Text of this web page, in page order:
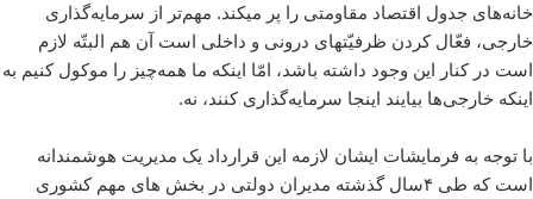
خانه‌های جدول اقتصاد مقاومتی را پر میکند. مهم‌تر از سرمایه‌گذاری
خارجی، فعّال کردن ظرفیّتهای درونی و داخلی است آن هم البتّه لازم
است در کنار این وجود داشته باشد، امّا اینکه ما همه‌چیز را موکول کنیم به
اینکه خارجی‌ها بیایند اینجا سرمایه‌گذاری کنند، نه.
با توجه به فرمایشات ایشان لازمه این قرارداد یک مدیریت هوشمندانه
است که طی ۴سال گذشته مدیران دولتی در بخش های مهم کشوری